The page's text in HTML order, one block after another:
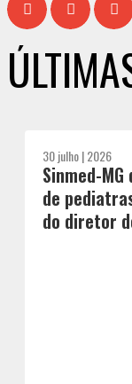
30 julho | 2026
Sinmed-
de
do diretor